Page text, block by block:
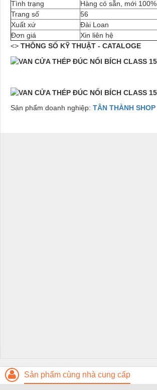
Tình trạng
Hàng có sẵn, mới 100%
Trang số
56
Xuất xứ
Đài Loan
Đơn giá
Xin liên hệ
<> THÔNG SỐ KỸ THUẬT - CATALOGE
Sản phẩm doanh nghiệp: TÂN THÀNH SHOP
Sản phẩm cùng nhà cung cấp